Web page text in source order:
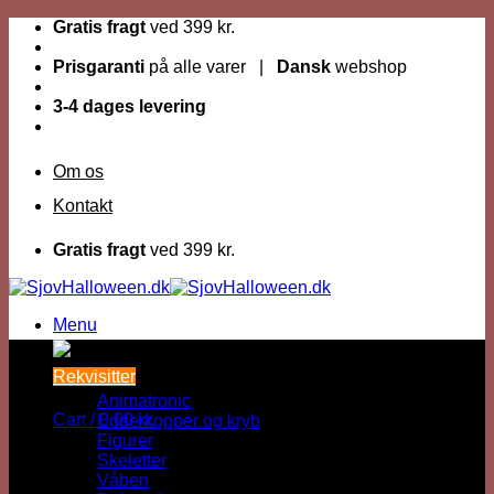
Fortsæt
indhold
Gratis fragt ved 399 kr.
Prisgaranti på alle varer | Dansk webshop
3-4 dages levering
Om os
Kontakt
Gratis fragt ved 399 kr.
Menu
Dage til Halloween :
Cart /0,00kr.
Rekvisitter
Animatronic
Edderkopper og kryb
Figurer
Skeletter
Våben